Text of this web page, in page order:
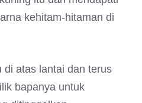
kehitam-hitaman di
di atas lantai dan terus
bapanya untuk